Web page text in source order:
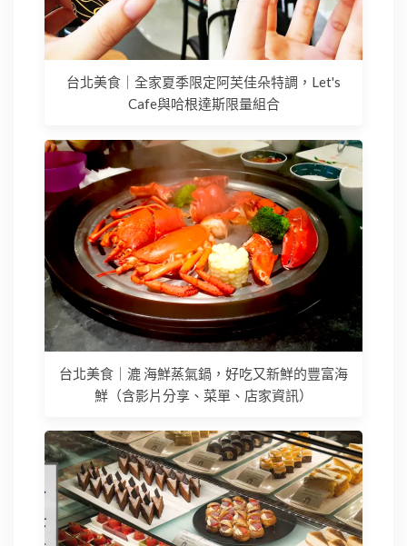
台北美食｜全家夏季限定阿芙佳朵特調，Let's
Cafe與哈根達斯限量組合
台北美食｜漉 海鮮蒸氣鍋，好吃又新鮮的豐富海
鮮（含影片分享、菜單、店家資訊）